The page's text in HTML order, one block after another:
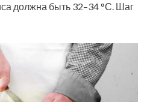
должна быть 32–34 °С. Шаг